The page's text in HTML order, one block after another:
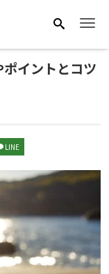
イントとコツ
LINE